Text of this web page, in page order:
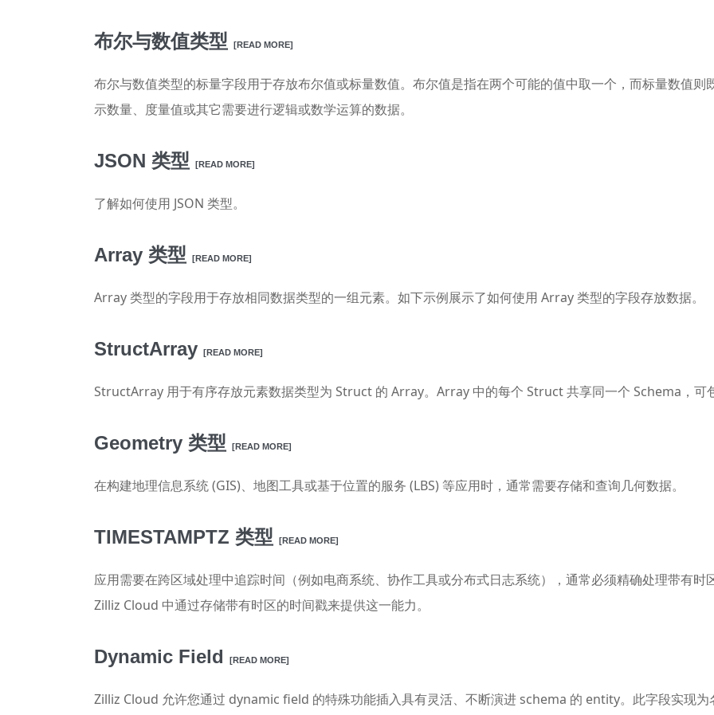
布尔与数值类型 [READ MORE]
布尔与数值类型的标量字段用于存放布尔值或标量数值。布尔值是指在两个可能的值中取一个，而标量数值
示数量、度量值或其它需要进行逻辑或数学运算的数据。
JSON 类型 [READ MORE]
了解如何使用 JSON 类型。
Array 类型 [READ MORE]
Array 类型的字段用于存放相同数据类型的一组元素。如下示例展示了如何使用 Array 类型的字段存放数据。
StructArray [READ MORE]
StructArray 用于有序存放元素数据类型为 Struct 的 Array。Array 中的每个 Struct 共享同一个 Schema，可
Geometry 类型 [READ MORE]
在构建地理信息系统 (GIS)、地图工具或基于位置的服务 (LBS) 等应用时，通常需要存储和查询几何数据。
TIMESTAMPTZ 类型 [READ MORE]
应用需要在跨区域处理中追踪时间（例如电商系统、协作工具或分布式日志系统），通常必须精确处理带有时
Zilliz Cloud 中通过存储带有时区的时间戳来提供这一能力。
Dynamic Field [READ MORE]
Zilliz Cloud 允许您通过 dynamic field 的特殊功能插入具有灵活、不断演进 schema 的 entity。此字段实现为